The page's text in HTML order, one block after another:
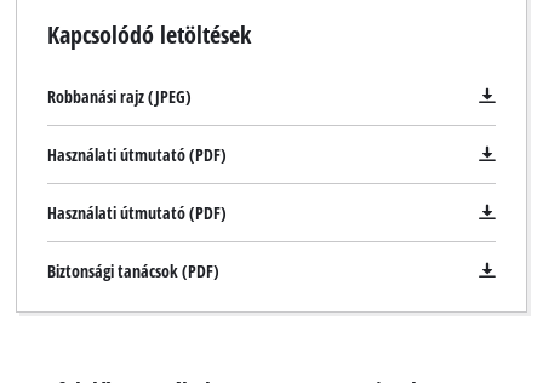
Kapcsolódó letöltések
Robbanási rajz (JPEG)
Használati útmutató (PDF)
Használati útmutató (PDF)
Biztonsági tanácsok (PDF)